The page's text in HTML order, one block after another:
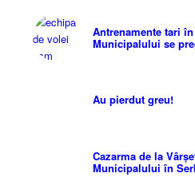
Antrenamente tari
Municipalului se
Au pierdut greu!
Cazarma de la
Municipalului în